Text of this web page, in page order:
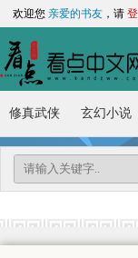
欢迎您 亲爱的书友 ，请
修真武侠 玄幻小说